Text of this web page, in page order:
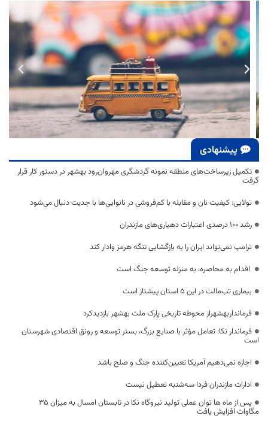
پیشنهادی
تکمیل زیرساخت‌های منطقه نمونه گردشگری مهروان‌رود بهشهر در دستور کار قرار
گرفت
تولایی: کیفیت نان و مقابله با کم‌فروشی در نانوایی‌ها با جدیت دنبال می‌شود
رشد ۱۰۰ درصدی اعتبارات دهیاری‌های مازندران
ترامپ نمی‌تواند ایران را به بازگشایی تنگه هرمز وادار کند
اقدام به محاصره، به منزله توسعه جنگ است
بیماری تب‌مالت در این ۵ استان پیشتاز است
فرمانداربهشهراز محوطه تاریخی پارک ملت بهشهر بازدیدکرد
فرماندار نکا: تعامل مؤثر با صنایع بزرگ، بستر توسعه و رونق اقتصادی شهرستان
است
اجازه نمی‌دهیم آمریکا تعیین‌کننده جنگ و صلح باشد
ادارات مازندران فردا سه‌شنبه تعطیل نیست
پس از ماه ها توان عملی تولید نیروگاه نکا در تابستان امسال به میزان ۳۵
مگاوات افزایش یافت